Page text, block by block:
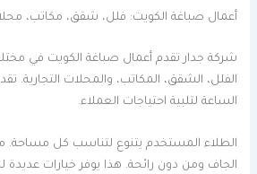
أعمال صباغة الكويت: فلل، شقق، مكاتب،
شركة جدار تقدم أعمال صباغة الكويت في
الفلل، الشقق، المكاتب، والمحلات التجارية.
الساعة لتلبية احتياجات العملاء.
الطلاء المستخدم يتنوع لتناسب كل مساحة. من
الجاف ومن دون رائحة. هذا يوفر خيارات